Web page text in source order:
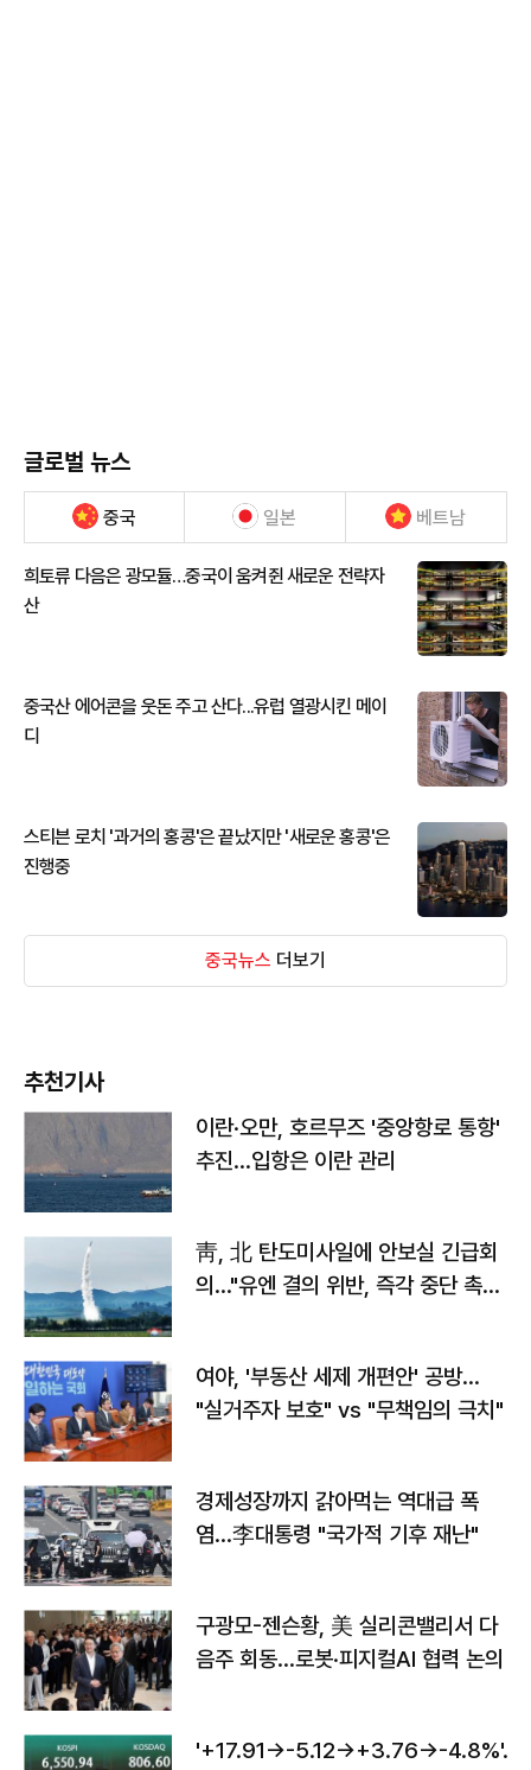
글로벌 뉴스
중국 일본 베트남
희토류 다음은 광모듈…중국이 움켜쥔 새로운 전략자
산
중국산 에어콘을 웃돈 주고 산다...유럽 열광시킨 메이
디
스티븐 로치 '과거의 홍콩'은 끝났지만 '새로운 홍콩'은
진행중
중국뉴스 더보기
추천기사
이란·오만, 호르무즈 '중앙항로 통항'
추진…입항은 이란 관리
靑, 北 탄도미사일에 안보실 긴급회
의…"유엔 결의 위반, 즉각 중단 촉
여야, '부동산 세제 개편안' 공방…
"실거주자 보호" vs "무책임의 극치"
경제성장까지 갉아먹는 역대급 폭
염…李대통령 "국가적 기후 재난"
구광모-젠슨황, 美 실리콘밸리서 다
음주 회동…로봇·피지컬AI 협력 논의
'+17.91→-5.12→+3.76→-4.8%'…'